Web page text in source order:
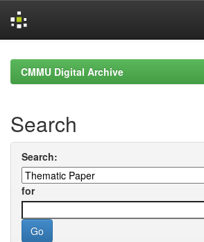
navigationCMMU Digital Archive
Search
Search:
for